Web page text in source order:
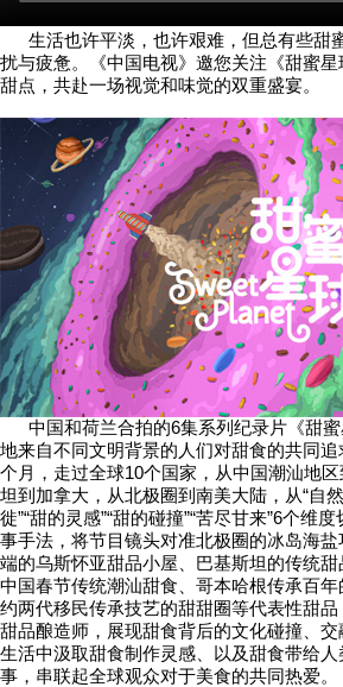
生活也许平淡，也许艰难，但总有些甜
扰与疲惫。《中国电视》邀您关注《甜蜜
甜点，共赴一场视觉和味觉的双重盛宴。
中国和荷兰合拍的6集系列纪录片《甜蜜
地来自不同文明背景的人们对甜食的共同
个月，走过全球10个国家，从中国潮汕地
坦到加拿大，从北极圈到南美大陆，从“自
徙”“甜的灵感”“甜的碰撞”“苦尽甘来”6个维
事手法，将节目镜头对准北极圈的冰岛海
端的乌斯怀亚甜品小屋、巴基斯坦的传统甜
中国春节传统潮汕甜食、哥本哈根传承百
约两代移民传承技艺的甜甜圈等代表性甜品
甜品酿造师，展现甜食背后的文化碰撞、
生活中汲取甜食制作灵感、以及甜食带给
事，串联起全球观众对于美食的共同热爱。